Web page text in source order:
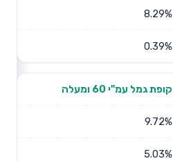
8.29%
0.39%
קופת גמל עמ"י 60 ומעלה
9.72%
5.03%